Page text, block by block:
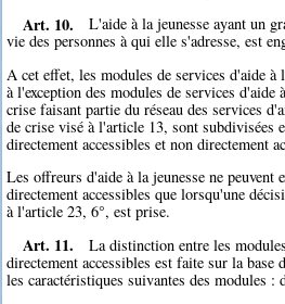
Art. 10.
L'aide à la jeunesse ayant un
vie des personnes à qui elle s'adresse, est
A cet effet, les modules de services d'aide à
à l'exception des modules de services d'aide
crise faisant partie du réseau des services
de crise visé à l'article 13, sont subdivisées
directement accessibles et non directement
Les offreurs d'aide à la jeunesse ne peuvent
directement accessibles que lorsqu'une
à l'article 23, 6°, est prise.
Art. 11.
La distinction entre les
directement accessibles est faite sur la base
les caractéristiques suivantes des modules :